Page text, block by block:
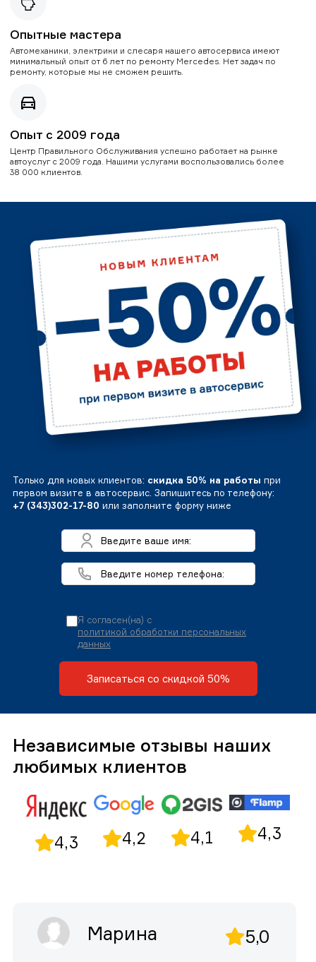
Опытные мастера
Автомеханики, электрики и слесаря нашего автосервиса имеют
минимальный опыт от 6 лет по ремонту Mercedes. Нет задач по
ремонту, которые мы не сможем решить.
Опыт с 2009 года
Центр Правильного Обслуживания успешно работает на рынке
автоуслуг с 2009 года. Нашими услугами воспользовались более
38 000 клиентов.
Только для новых клиентов: скидка 50% на работы при
первом визите в автосервис. Запишитесь по телефону:
+7 (343)302-17-80 или заполните форму ниже
Я согласен(на) с
политикой обработки персональных
данных
Записаться со скидкой 50%
Независимые отзывы наших
любимых клиентов
4,3 4,2 4,1 4,3
Марина 5,0